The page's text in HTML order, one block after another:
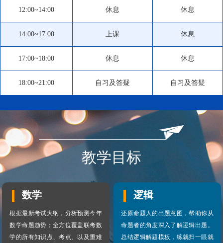
12:00~14:00 休息 休息
14:00~17:00 上课 休息
17:00~18:00 休息 休息
18:00~21:00 自习及答疑 自习及答疑
教学目标
数学
根据最新考试大纲，分析预测今年
数学命题趋势；全方位覆盖联考数
学的所有知识点、考点、以及重难
逻辑
还原命题人的出题意图，帮助你从
命题者的角度深入了解逻辑出题。
总结逻辑解题模板，练就扫一眼就